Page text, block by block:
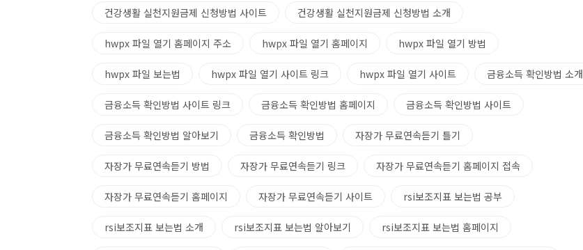
건강생활 실천지원금제 신청방법 사이트 건강생활 실천지원금제 신청방법 소개
hwpx 파일 열기 홈페이지 주소 hwpx 파일 열기 홈페이지 hwpx 파일 열기 방법
hwpx 파일 보는법 hwpx 파일 열기 사이트 링크 hwpx 파일 열기 사이트 금융소득 확인방법 소개
금융소득 확인방법 사이트 링크 금융소득 확인방법 홈페이지 금융소득 확인방법 사이트
금융소득 확인방법 알아보기 금융소득 확인방법 자장가 무료연속듣기 틀기
자장가 무료연속듣기 방법 자장가 무료연속듣기 링크 자장가 무료연속듣기 홈페이지 접속
자장가 무료연속듣기 홈페이지 자장가 무료연속듣기 사이트 rsi보조지표 보는법 공부
rsi보조지표 보는법 소개 rsi보조지표 보는법 알아보기 rsi보조지표 보는법 홈페이지